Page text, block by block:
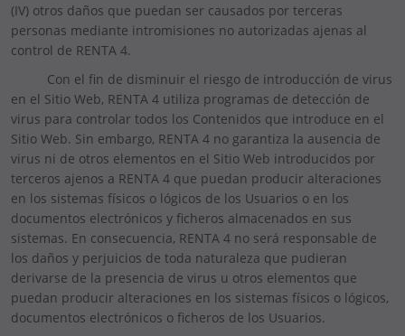
(IV) otros daños que puedan ser causados por terceras
personas mediante intromisiones no autorizadas ajenas al
control de RENTA 4.
Con el fin de disminuir el riesgo de introducción de virus
en el Sitio Web, RENTA 4 utiliza programas de detección de
virus para controlar todos los Contenidos que introduce en el
Sitio Web. Sin embargo, RENTA 4 no garantiza la ausencia de
virus ni de otros elementos en el Sitio Web introducidos por
terceros ajenos a RENTA 4 que puedan producir alteraciones
en los sistemas físicos o lógicos de los Usuarios o en los
documentos electrónicos y ficheros almacenados en sus
sistemas. En consecuencia, RENTA 4 no será responsable de
los daños y perjuicios de toda naturaleza que pudieran
derivarse de la presencia de virus u otros elementos que
puedan producir alteraciones en los sistemas físicos o lógicos,
documentos electrónicos o ficheros de los Usuarios.